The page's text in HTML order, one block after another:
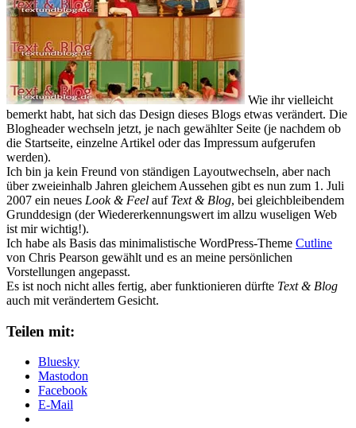
Wie ihr vielleicht
bemerkt habt, hat sich das Design dieses Blogs etwas verändert. Die
Blogheader wechseln jetzt, je nach gewählter Seite (je nachdem ob
die Startseite, einzelne Artikel oder das Impressum aufgerufen
werden).
Ich bin ja kein Freund von ständigen Layoutwechseln, aber nach
über zweieinhalb Jahren gleichem Aussehen gibt es nun zum 1. Juli
2007 ein neues Look & Feel auf Text & Blog, bei gleichbleibendem
Grunddesign (der Wiedererkennungswert im allzu wuseligen Web
ist mir wichtig!).
Ich habe als Basis das minimalistische WordPress-Theme Cutline
von Chris Pearson gewählt und es an meine persönlichen
Vorstellungen angepasst.
Es ist noch nicht alles fertig, aber funktionieren dürfte Text & Blog
auch mit verändertem Gesicht.
Teilen mit:
Bluesky
Mastodon
Facebook
E-Mail